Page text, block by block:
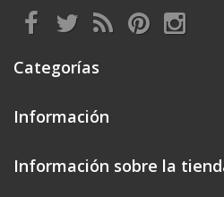
Categorías
Información
Información sobre la